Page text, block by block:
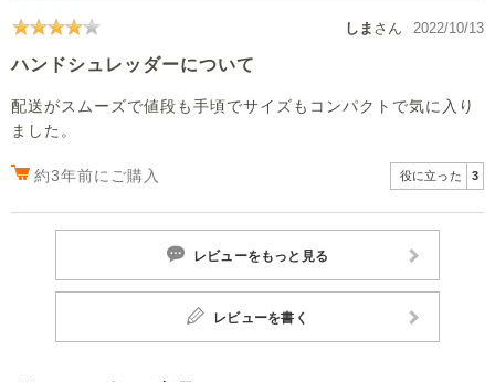
しま さん 2022/10/13
ハンドシュレッダーについて
配送がスムーズで値段も手頃でサイズもコンパクトで気に入り
ました。
約3年前にご購入 役に立った 3
レビューをもっと見る
レビューを書く